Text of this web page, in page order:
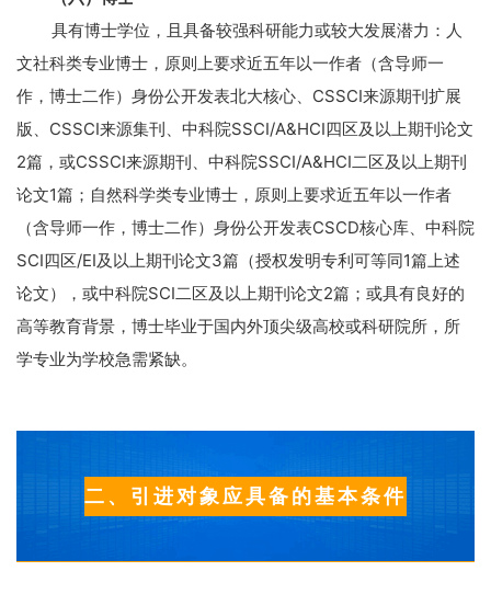
具有博士学位，且具备较强科研能力或较大发展潜力：人
文社科类专业博士，原则上要求近五年以一作者（含导师一
作，博士二作）身份公开发表北大核心、 CSSCI来源期刊扩展
版、 CSSCI来源集刊、中科院SSCI/A&HCI四区及以上期刊论文
2篇，或CSSCI来源期刊、中科院SSCI/A&HCI二区及以上期刊
论文1篇；自然科学类专业博士，原则上要求近五年以一作者
（含导师一作，博士二作）身份公开发表CSCD核心库、中科院
SCI四区/EI及以上期刊论文3篇（授权发明专利可等同1篇上述
论文），或中科院SCI二区及以上期刊论文2篇；或具有良好的
高等教育背景，博士毕业于国内外顶尖级高校或科研院所，所
学专业为学校急需紧缺。
二、引进对象应具备的基本条件